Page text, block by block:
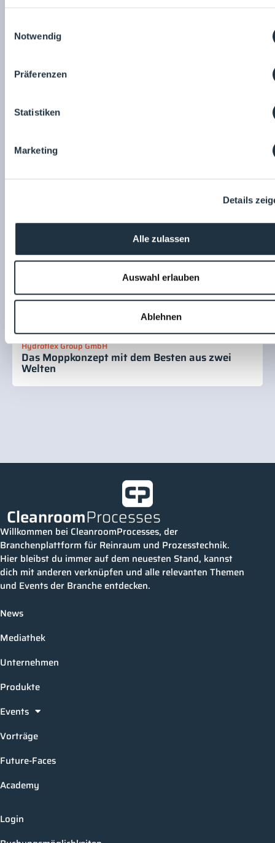
Notwendig
Präferenzen
Statistiken
Marketing
Details
Alle zulassen
Auswahl erlauben
Ablehnen
ERGO - Das berührungsfreies Reinigungssystem
für Reinräume
Hydroflex Group GmbH
Das Moppkonzept mit dem Besten aus zwei
Welten
CleanroomProcesses
Willkommen bei CleanroomProcesses, der
Branchenplattform für Reinraum und Prozesstechnik.
Hier bleibst du immer auf dem neuesten Stand, kannst
dich mit anderen verknüpfen und alle relevanten Themen
und Events der Branche entdecken.
News
Mediathek
Unternehmen
Produkte
Events
Vorträge
Future-Faces
Academy
Login